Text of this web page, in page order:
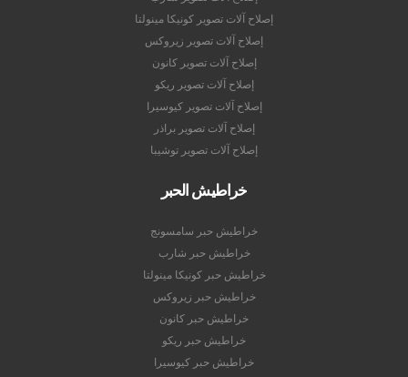
إصلاح آلات تصوير كونيكا مينولتا
إصلاح آلات تصوير زيروكس
إصلاح آلات تصوير كانون
إصلاح آلات تصوير ريكو
إصلاح آلات تصوير كيوسيرا
إصلاح آلات تصوير براذر
إصلاح آلات تصوير توشيبا
خراطيش الحبر
خراطيش حبر سامسونج
خراطيش حبر شارب
خراطيش حبر كونيكا مينولتا
خراطيش حبر زيروكس
خراطيش حبر كانون
خراطيش حبر ريكو
خراطيش حبر كيوسيرا